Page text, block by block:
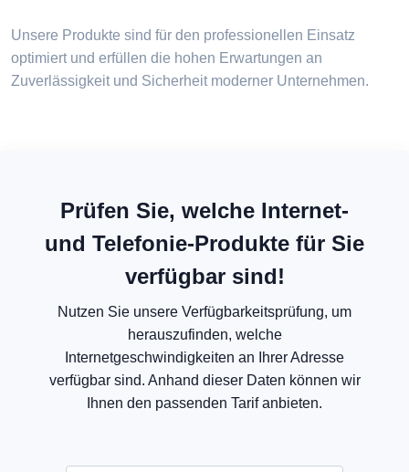
Unsere Produkte sind für den professionellen Einsatz
optimiert und erfüllen die hohen Erwartungen an
Zuverlässigkeit und Sicherheit moderner Unternehmen.
Prüfen Sie, welche Internet-
und Telefonie-Produkte für Sie
verfügbar sind!
Nutzen Sie unsere Verfügbarkeitsprüfung, um
herauszufinden, welche
Internetgeschwindigkeiten an Ihrer Adresse
verfügbar sind. Anhand dieser Daten können wir
Ihnen den passenden Tarif anbieten.